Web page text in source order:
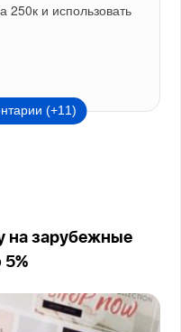
250к и использовать
(+11)
на зарубежные
5%